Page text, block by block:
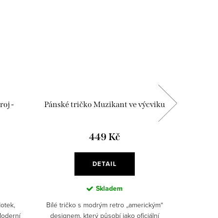
-
Pánské tričko Muzikant ve výcviku
449 Kč
DETAIL
Skladem
Bílé tričko s modrým retro „americkým“
designem, který působí jako oficiální